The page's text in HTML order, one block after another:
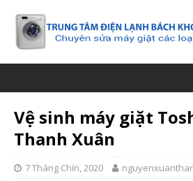
Vệ sinh máy giặt
Thanh Xuân
7 Tháng Chín, 2020